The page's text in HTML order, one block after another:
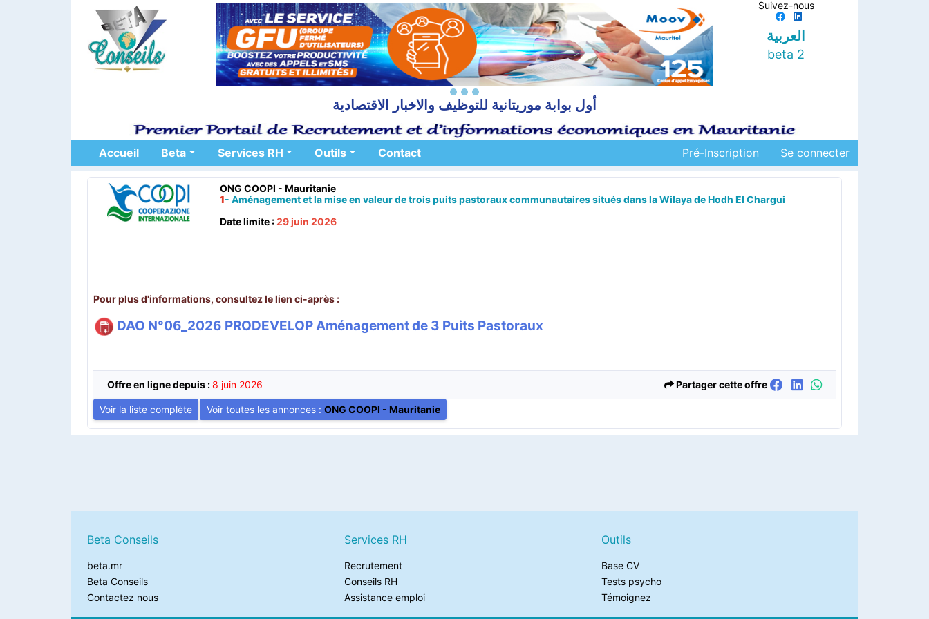
Suivez-nous
العربية
beta 2
أول بوابة موريتانية للتوظيف والاخبار الاقتصادية
Accueil Beta Services RH Outils Contact Pré-Inscription Se connecter
ONG COOPI - Mauritanie
1- Aménagement et la mise en valeur de trois puits pastoraux communautaires situés dans la Wilaya de Hodh El Chargui
Date limite :29 juin 2026
Pour plus d'informations, consultez le lien ci-après :
DAO N°06_2026 PRODEVELOP Aménagement de 3 Puits Pastoraux
Offre en ligne depuis :8 juin 2026 Partager cette offre
Voir la liste complète Voir toutes les annonces : ONG COOPI - Mauritanie
Beta Conseils
beta.mr
Beta Conseils
Contactez nous
Services RH
Recrutement
Conseils RH
Assistance emploi
Outils
Base CV
Tests psycho
Témoignez